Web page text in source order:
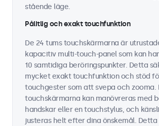
stående läge.
Pålitlig och exakt touchfunktion
De 24 tums touchskärmarna är
kapacitiv multi-touch-panel som kan
10 samtidiga beröringspunkter. Detta
mycket exakt touchfunktion och stöd
touchgester som att svepa och zooma.
touchskärmarna kan manövreras med
handskar eller en touchstylus, och
justeras helt efter dina önskemål.